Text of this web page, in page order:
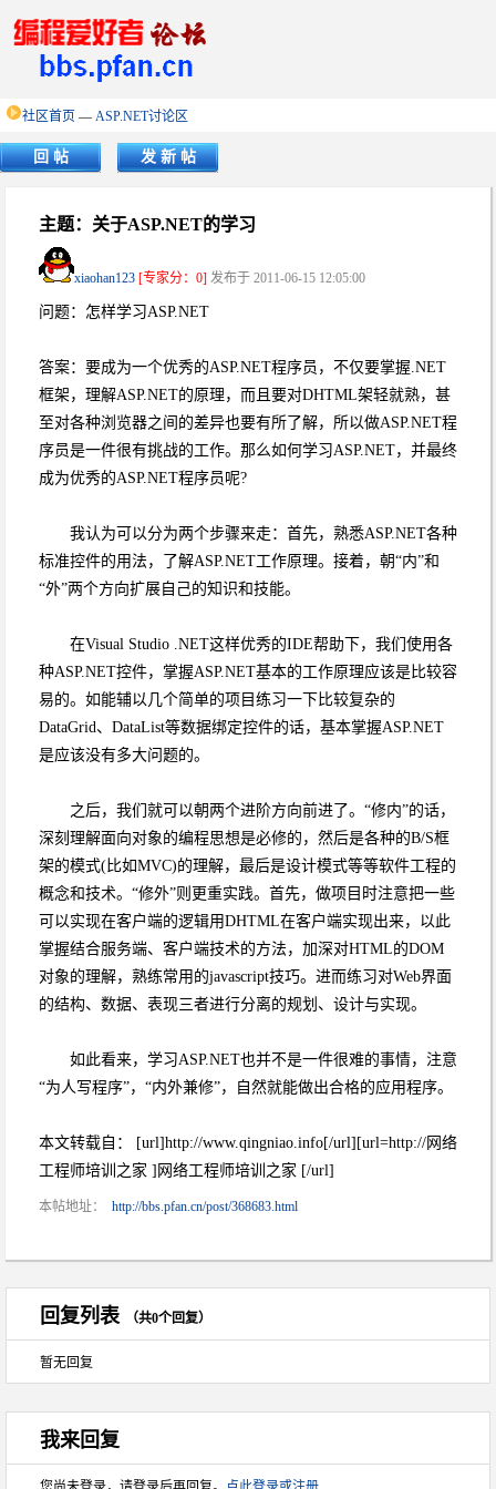
社区首页 — ASP.NET讨论区
回 帖 发 新 帖
主题：关于ASP.NET的学习
xiaohan123 [专家分：0] 发布于 2011-06-15 12:05:00
问题：怎样学习ASP.NET
答案：要成为一个优秀的ASP.NET程序员，不仅要掌握.NET
框架，理解ASP.NET的原理，而且要对DHTML架轻就熟，甚
至对各种浏览器之间的差异也要有所了解，所以做ASP.NET程
序员是一件很有挑战的工作。那么如何学习ASP.NET，并最终
成为优秀的ASP.NET程序员呢?
我认为可以分为两个步骤来走：首先，熟悉ASP.NET各种
标准控件的用法，了解ASP.NET工作原理。接着，朝“内”和
“外”两个方向扩展自己的知识和技能。
在Visual Studio .NET这样优秀的IDE帮助下，我们使用各
种ASP.NET控件，掌握ASP.NET基本的工作原理应该是比较容
易的。如能辅以几个简单的项目练习一下比较复杂的
DataGrid、DataList等数据绑定控件的话，基本掌握ASP.NET
是应该没有多大问题的。
之后，我们就可以朝两个进阶方向前进了。“修内”的话，
深刻理解面向对象的编程思想是必修的，然后是各种的B/S框
架的模式(比如MVC)的理解，最后是设计模式等等软件工程的
概念和技术。“修外”则更重实践。首先，做项目时注意把一些
可以实现在客户端的逻辑用DHTML在客户端实现出来，以此
掌握结合服务端、客户端技术的方法，加深对HTML的DOM
对象的理解，熟练常用的javascript技巧。进而练习对Web界面
的结构、数据、表现三者进行分离的规划、设计与实现。
如此看来，学习ASP.NET也并不是一件很难的事情，注意
“为人写程序”，“内外兼修”，自然就能做出合格的应用程序。
本文转载自： [url]http://www.qingniao.info[/url][url=http://网络
工程师培训之家 ]网络工程师培训之家 [/url]
本帖地址： http://bbs.pfan.cn/post/368683.html
回复列表 （共0个回复）
暂无回复
我来回复